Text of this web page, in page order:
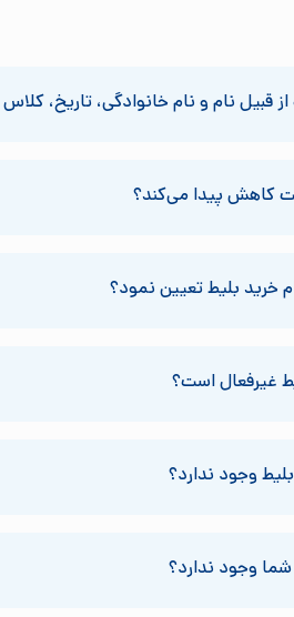
از قبیل نام و نام خانوادگی، تاریخ،
کاهش پیدا می‌کند؟
خرید بلیط تعیین نمود؟
غیرفعال است؟
وجود ندارد؟
وجود ندارد؟